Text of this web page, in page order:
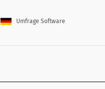
Umfrage Software